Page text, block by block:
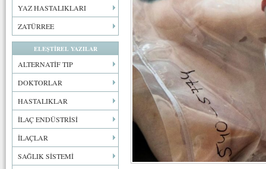
YAZ HASTALIKLARI
ZATÜRREE
ELEŞTİREL YAZILAR
ALTERNATİF TIP
DOKTORLAR
HASTALIKLAR
İLAÇ ENDÜSTRİSİ
İLAÇLAR
SAĞLIK SİSTEMİ